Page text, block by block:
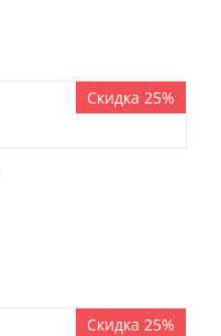
Скидка 25%
Скидка 25%